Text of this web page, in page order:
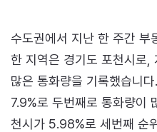
수도권에서 지난 한 주간 부
한 지역은 경기도 포천시로
많은 통화량을 기록했습니
7.9%로 두번째로 통화량이
천시가 5.98%로 세번째 순